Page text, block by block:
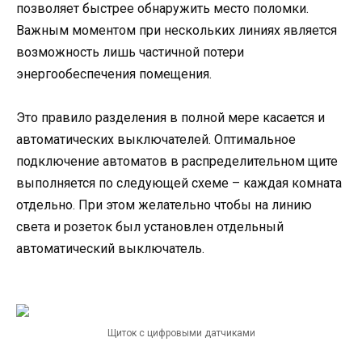
позволяет быстрее обнаружить место поломки.
Важным моментом при нескольких линиях является
возможность лишь частичной потери
энергообеспечения помещения.
Это правило разделения в полной мере касается и
автоматических выключателей. Оптимальное
подключение автоматов в распределительном щите
выполняется по следующей схеме – каждая комната
отдельно. При этом желательно чтобы на линию
света и розеток был установлен отдельный
автоматический выключатель.
Щиток с цифровыми датчиками